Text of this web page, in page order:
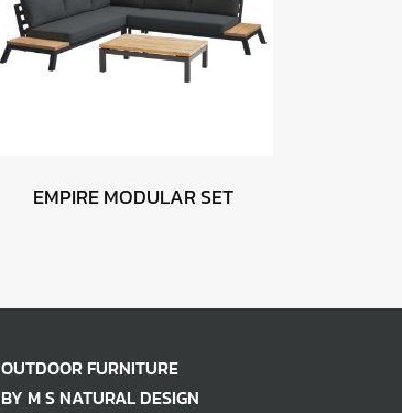
EMPIRE MODULAR SET
OUTDOOR FURNITURE
BY M S NATURAL DESIGN